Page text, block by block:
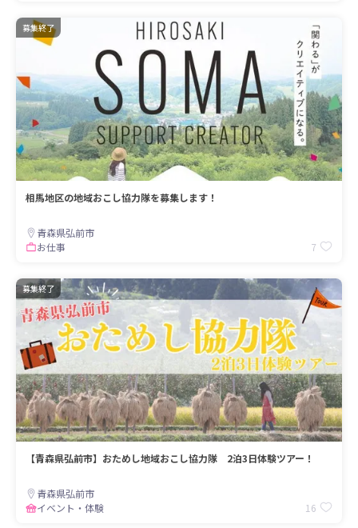
募集終了
相馬地区の地域おこし協力隊を募集します！
青森県弘前市
お仕事
7
募集終了
【青森県弘前市】おためし地域おこし協力隊 2泊3日体験ツアー！
青森県弘前市
イベント・体験
16